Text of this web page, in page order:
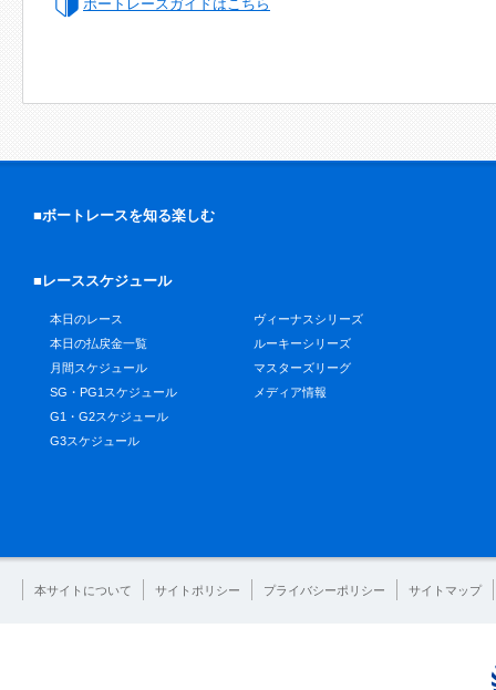
ボートレースガイドはこちら
■ボートレースを知る楽しむ
■レーススケジュール
本日のレース
本日の払戻金一覧
月間スケジュール
SG・PG1スケジュール
G1・G2スケジュール
G3スケジュール
ヴィーナスシリーズ
ルーキーシリーズ
マスターズリーグ
メディア情報
本サイトについて サイトポリシー プライバシーポリシー サイトマップ